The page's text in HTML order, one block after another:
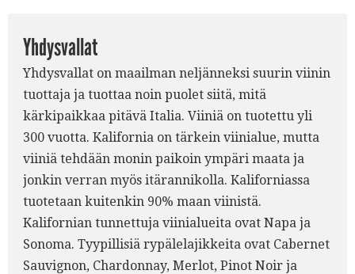
Yhdysvallat
Yhdysvallat on maailman neljänneksi suurin viinin
tuottaja ja tuottaa noin puolet siitä, mitä
kärkipaikkaa pitävä Italia. Viiniä on tuotettu yli
300 vuotta. Kalifornia on tärkein viinialue, mutta
viiniä tehdään monin paikoin ympäri maata ja
jonkin verran myös itärannikolla. Kaliforniassa
tuotetaan kuitenkin 90% maan viinistä.
Kalifornian tunnettuja viinialueita ovat Napa ja
Sonoma. Tyypillisiä rypälelajikkeita ovat Cabernet
Sauvignon, Chardonnay, Merlot, Pinot Noir ja